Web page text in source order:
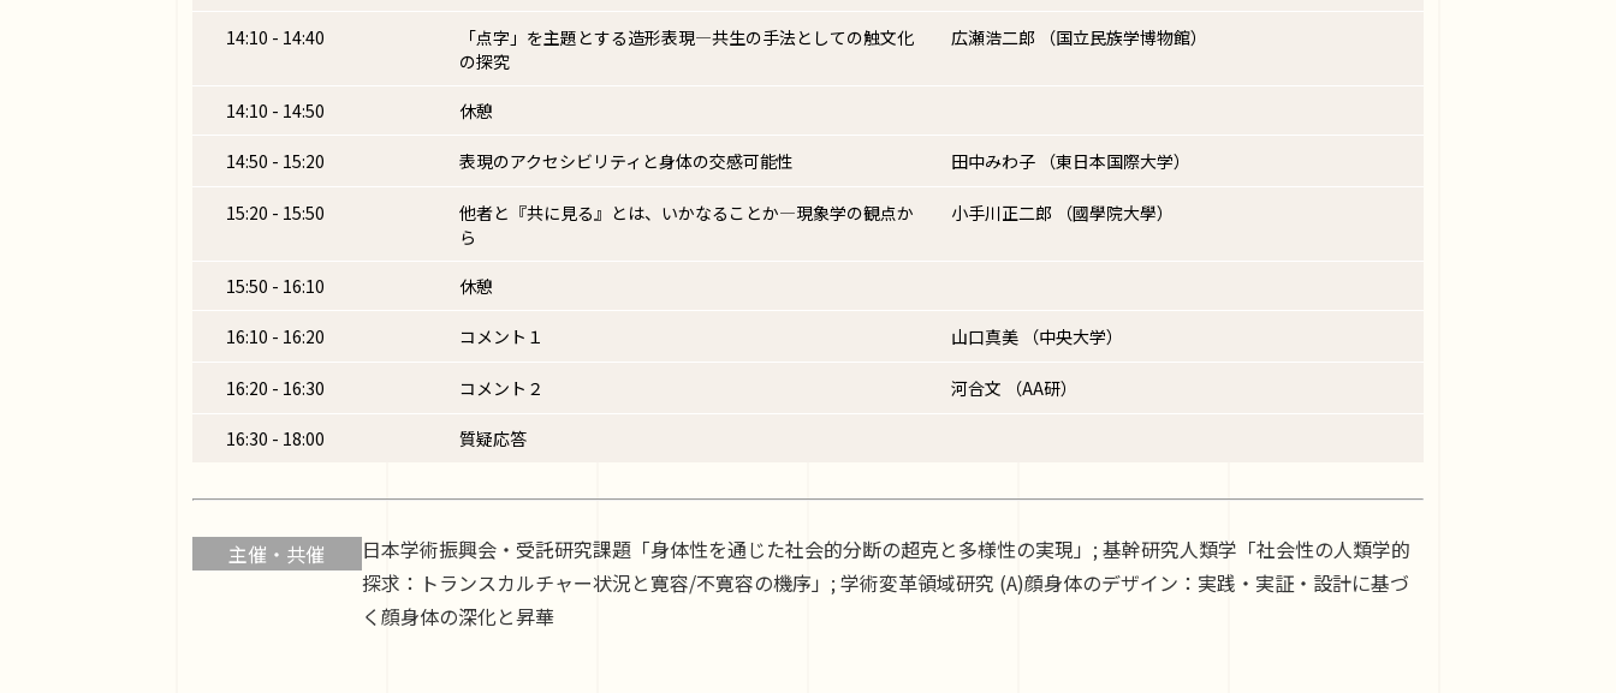
14:10 - 14:40
「点字」を主題とする造形表現―共生の手法としての触文化
の探究
広瀬浩二郎 （国立民族学博物館）
14:10 - 14:50 休憩
14:50 - 15:20 表現のアクセシビリティと身体の交感可能性 田中みわ子 （東日本国際大学）
15:20 - 15:50
他者と『共に見る』とは、いかなることか―現象学の観点か
ら
小手川正二郎 （國學院大學）
15:50 - 16:10 休憩
16:10 - 16:20 コメント１ 山口真美 （中央大学）
16:20 - 16:30 コメント２ 河合文 （AA研）
16:30 - 18:00 質疑応答
主催・共催
日本学術振興会・受託研究課題「身体性を通じた社会的分断の超克と多様性の実現」; 基幹研究人類学「社会性の人類学的
探求：トランスカルチャー状況と寛容/不寛容の機序」; 学術変革領域研究 (A)顔身体のデザイン：実践・実証・設計に基づ
く顔身体の深化と昇華